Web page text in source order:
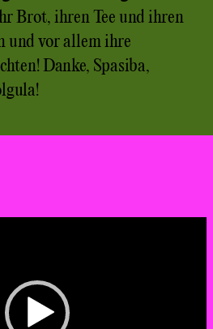
Brot, ihren Tee und ihren
und vor allem ihre
Danke, Spasiba,